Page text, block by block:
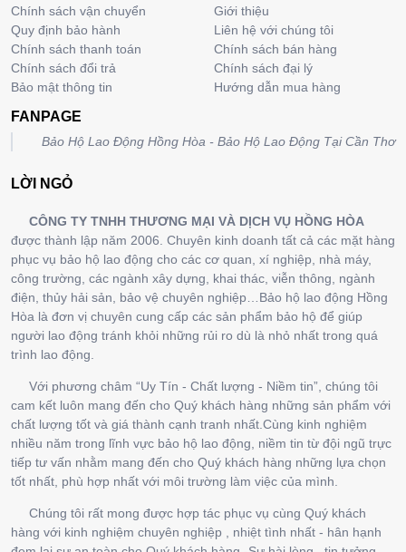
Chính sách vận chuyển
Quy định bảo hành
Chính sách thanh toán
Chính sách đổi trả
Bảo mật thông tin
Giới thiệu
Liên hệ với chúng tôi
Chính sách bán hàng
Chính sách đại lý
Hướng dẫn mua hàng
FANPAGE
Bảo Hộ Lao Động Hồng Hòa - Bảo Hộ Lao Động Tại Cần Thơ
LỜI NGỎ
CÔNG TY TNHH THƯƠNG MẠI VÀ DỊCH VỤ HỒNG HÒA
được thành lập năm 2006. Chuyên kinh doanh tất cả các mặt hàng
phục vụ bảo hộ lao động cho các cơ quan, xí nghiệp, nhà máy,
công trường, các ngành xây dựng, khai thác, viễn thông, ngành
điện, thủy hải sản, bảo vệ chuyên nghiệp…Bảo hộ lao động Hồng
Hòa là đơn vị chuyên cung cấp các sản phẩm bảo hộ để giúp
người lao động tránh khỏi những rủi ro dù là nhỏ nhất trong quá
trình lao động.
Với phương châm “Uy Tín - Chất lượng - Niềm tin”, chúng tôi
cam kết luôn mang đến cho Quý khách hàng những sản phẩm với
chất lượng tốt và giá thành cạnh tranh nhất.Cùng kinh nghiệm
nhiều năm trong lĩnh vực bảo hộ lao động, niềm tin từ đội ngũ trực
tiếp tư vấn nhằm mang đến cho Quý khách hàng những lựa chọn
tốt nhất, phù hợp nhất với môi trường làm việc của mình.
Chúng tôi rất mong được hợp tác phục vụ cùng Quý khách
hàng với kinh nghiệm chuyên nghiệp , nhiệt tình nhất - hân hạnh